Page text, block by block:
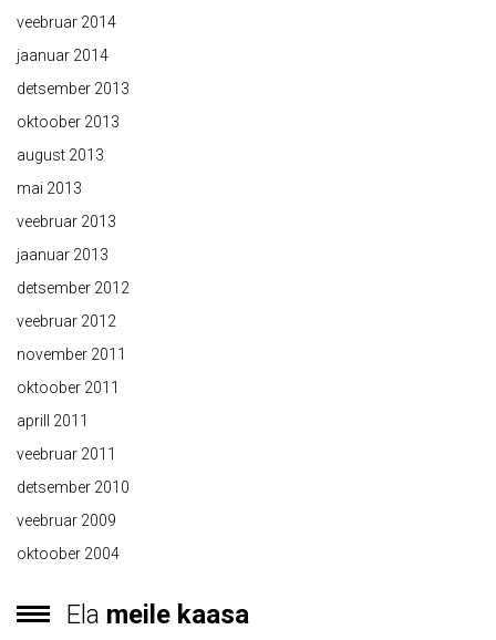
veebruar 2014
jaanuar 2014
detsember 2013
oktoober 2013
august 2013
mai 2013
veebruar 2013
jaanuar 2013
detsember 2012
veebruar 2012
november 2011
oktoober 2011
aprill 2011
veebruar 2011
detsember 2010
veebruar 2009
oktoober 2004
Ela meile kaasa